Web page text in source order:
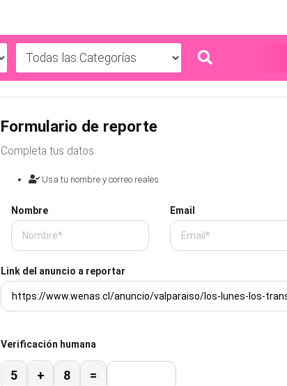
Formulario de reporte
Completa tus datos.
Usa tu nombre y correo reales.
Nombre Email
Link del anuncio a reportar
Verificación humana
5 + 8 =